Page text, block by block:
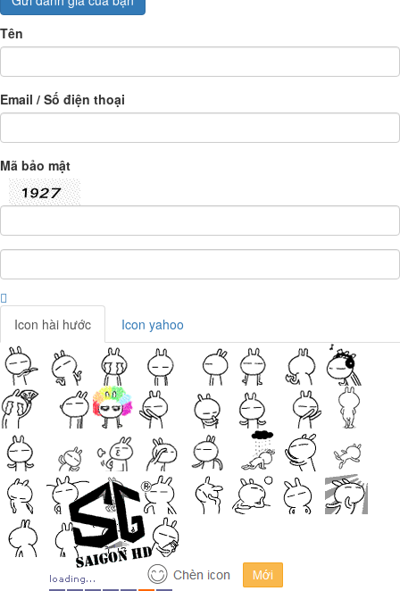
Tên
Email / Số điện thoại
Mã bảo mật
Icon hài hước Icon yahoo